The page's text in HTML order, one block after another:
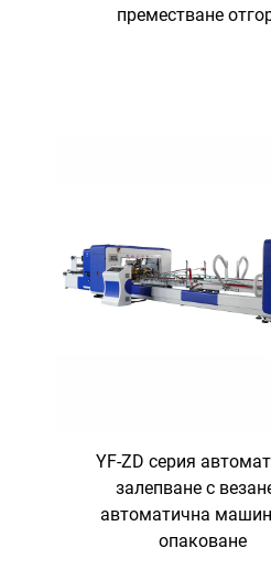
преместване
YF-ZD серия
залепване с
автоматична
опаковане